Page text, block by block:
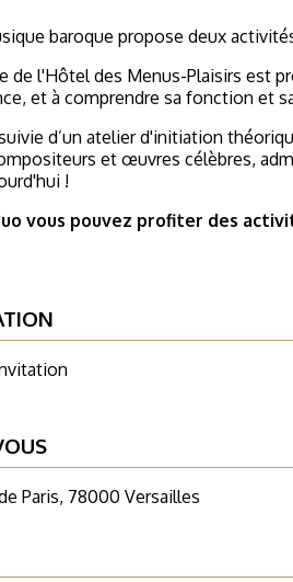
baroque propose deux
de l'Hôtel des Menus-Plaisirs est
et à comprendre sa fonction et
d’un atelier d'initiation
et œuvres célèbres,
!
vous pouvez profiter des
Paris, 78000 Versailles